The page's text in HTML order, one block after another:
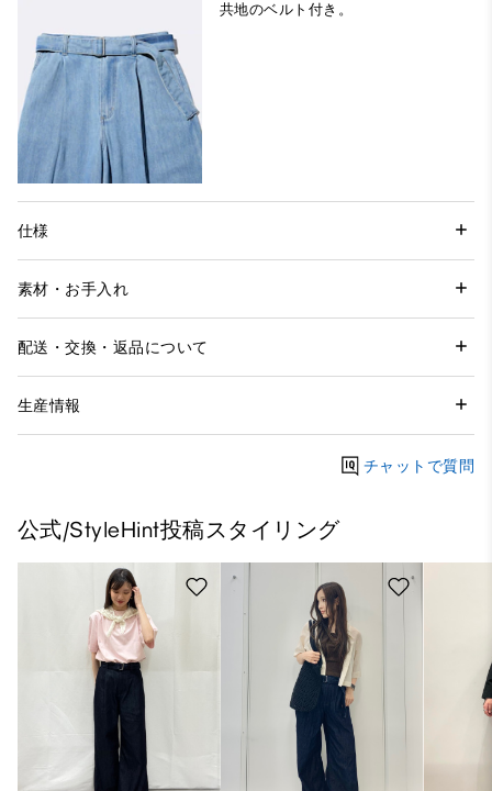
共地のベルト付き。
仕様
素材・お手入れ
配送・交換・返品について
生産情報
チャットで質問
公式/StyleHint投稿スタイリング